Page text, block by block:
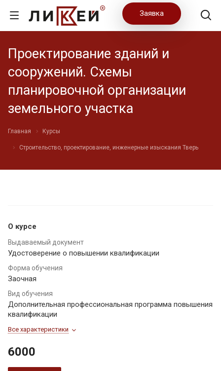
Заявка
Проектирование зданий и
сооружений. Схемы
планировочной организации
земельного участка
Главная Курсы
Строительство, проектирование, инженерные изыскания Тверь
О курсе
Выдаваемый документ
Удостоверение о повышении квалификации
Форма обучения
Заочная
Вид обучения
Дополнительная профессиональная программа повышения
квалификации
Все характеристики
6000